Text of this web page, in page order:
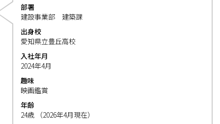
部署
建設事業部 建築課
出身校
愛知県立豊丘高校
入社年月
2024年4月
趣味
映画鑑賞
年齢
24歳 （2026年4月現在）